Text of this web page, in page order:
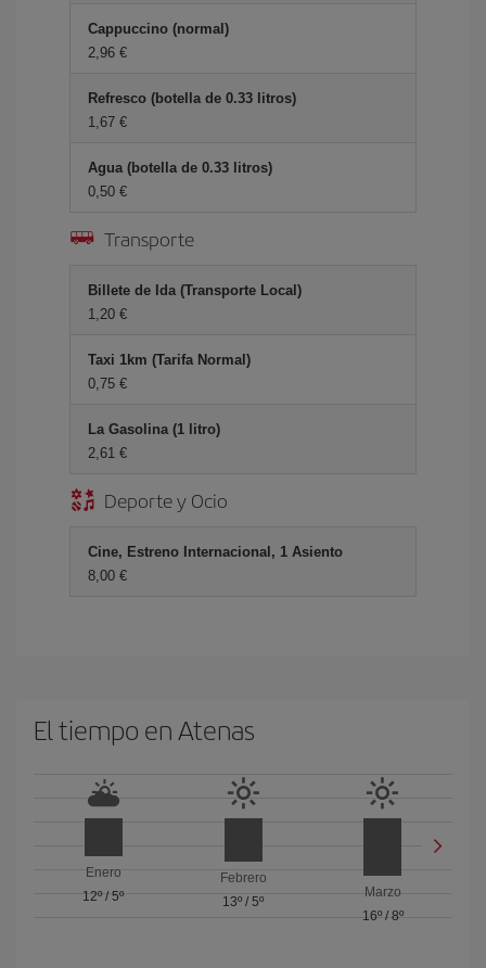
Cappuccino (normal)
2,96 €
Refresco (botella de 0.33 litros)
1,67 €
Agua (botella de 0.33 litros)
0,50 €
Transporte
Billete de Ida (Transporte Local)
1,20 €
Taxi 1km (Tarifa Normal)
0,75 €
La Gasolina (1 litro)
2,61 €
Deporte y Ocio
Cine, Estreno Internacional, 1 Asiento
8,00 €
El tiempo en Atenas
Enero
12º/5º
Febrero
13º / 5º
Marzo
16º/ 8º